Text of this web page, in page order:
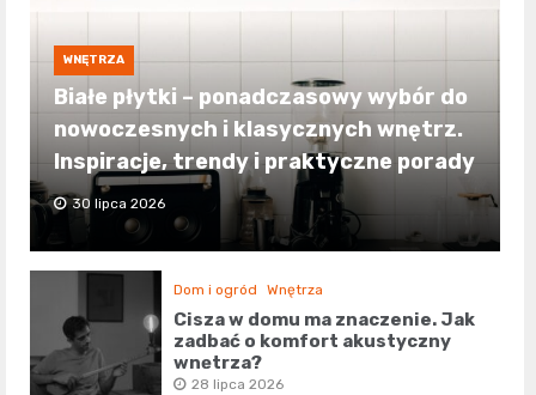
WNĘTRZA
Białe płytki – ponadczasowy wybór do
nowoczesnych i klasycznych wnętrz.
Inspiracje, trendy i praktyczne porady
30 lipca 2026
Dom i ogród Wnętrza
Cisza w domu ma znaczenie. Jak
zadbać o komfort akustyczny
wnętrza?
28 lipca 2026